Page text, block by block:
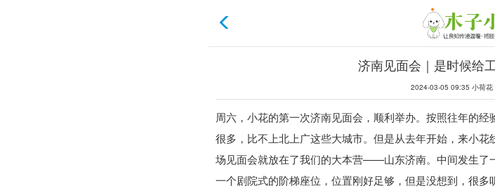
济南见面会｜是时候给
2024-03-05 09:35 小荷花
周六，小花的第一次济南见面会，顺利举办。按照往年的
很多，比不上北上广这些大城市。但是从去年开始，来小
场见面会就放在了我们的大本营——山东济南。中间发生了
一个剧院式的阶梯座位，位置刚好足够，但是没想到，很